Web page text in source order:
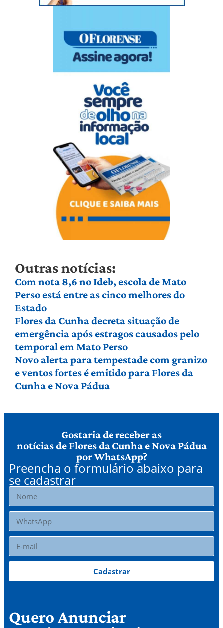
Outras notícias:
Com nota 8,6 no Ideb, escola de Mato
Perso está entre as cinco melhores do
Estado
Flores da Cunha decreta situação de
emergência após estragos causados pelo
temporal em Mato Perso
Novo alerta para tempestade com granizo
e ventos fortes é emitido para Flores da
Cunha e Nova Pádua
Gostaria de receber as
notícias de Flores da Cunha e Nova Pádua
por WhatsApp?
Preencha o formulário abaixo para
se cadastrar
Cadastrar
Quero Anunciar